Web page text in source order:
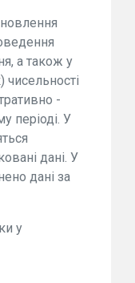
а також у
чисельності
-
періоді. У
дані. У
дані за
у